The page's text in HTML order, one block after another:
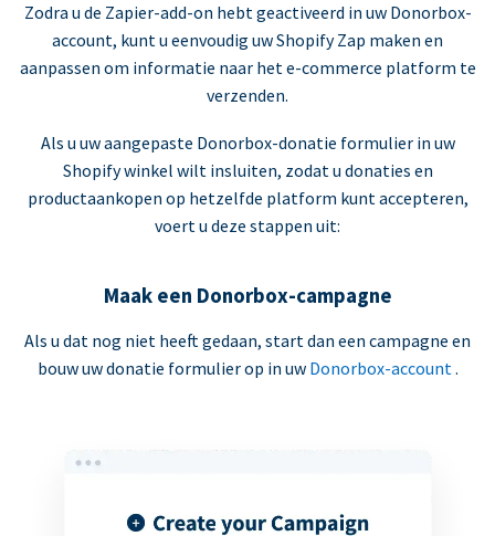
Zodra u de Zapier-add-on hebt geactiveerd in uw Donorbox-
account, kunt u eenvoudig uw Shopify Zap maken en
aanpassen om informatie naar het e-commerce platform te
verzenden.
Als u uw aangepaste Donorbox-donatie formulier in uw
Shopify winkel wilt insluiten, zodat u donaties en
productaankopen op hetzelfde platform kunt accepteren,
voert u deze stappen uit:
Maak een Donorbox-campagne
Als u dat nog niet heeft gedaan, start dan een campagne en
bouw uw donatie formulier op in uw Donorbox-account.